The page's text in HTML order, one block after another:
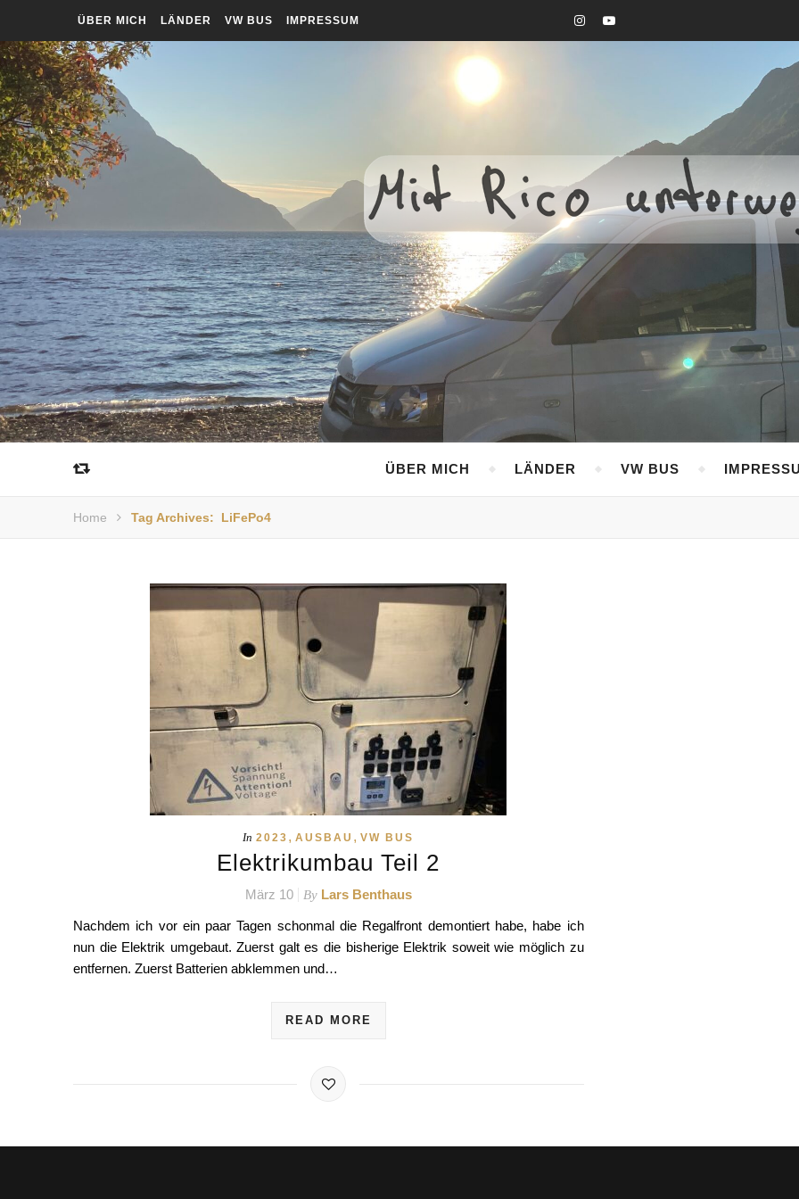
ÜBER MICH LÄNDER VW BUS IMPRESSUM
ÜBER MICH LÄNDER VW BUS
Home Tag Archives: LiFePo4
In 2023 ,AUSBAU ,VW BUS
Elektrikumbau Teil 2
März 10 By Lars Benthaus
Nachdem ich vor ein paar Tagen schonmal die Regalfront demontiert habe, habe ich
nun die Elektrik umgebaut. Zuerst galt es die bisherige Elektrik soweit wie möglich zu
entfernen. Zuerst Batterien abklemmen und…
READ MORE